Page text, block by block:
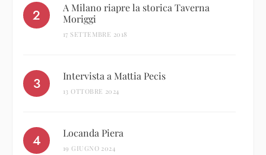
A Milano riapre la storica Taverna
Moriggi
17 SETTEMBRE 2018
Intervista a Mattia Pecis
13 OTTOBRE 2024
Locanda Piera
19 GIUGNO 2024